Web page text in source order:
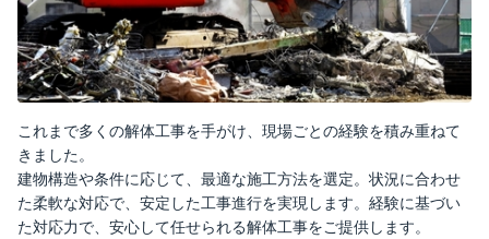
これまで多くの解体工事を手がけ、現場ごとの経験を積み重ねて
きました。
建物構造や条件に応じて、最適な施工方法を選定。状況に合わせ
た柔軟な対応で、安定した工事進行を実現します。経験に基づい
た対応力で、安心して任せられる解体工事をご提供します。